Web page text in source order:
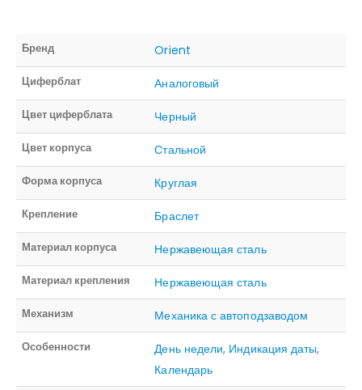
Бренд Orient
Циферблат Аналоговый
Цвет циферблата Черный
Цвет корпуса Стальной
Форма корпуса Круглая
Крепление Браслет
Материал корпуса Нержавеющая сталь
Материал крепления Нержавеющая сталь
Механизм Механика с автоподзаводом
Особенности День недели, Индикация даты,
Календарь